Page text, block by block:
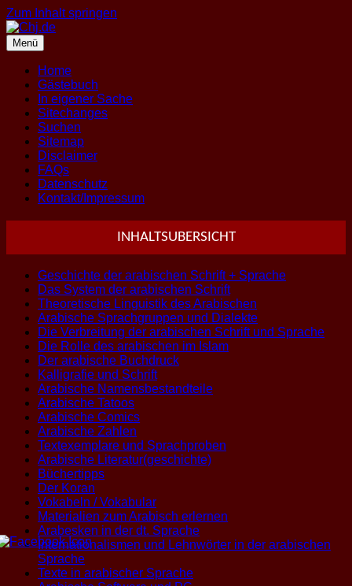
Zum Inhalt springen
Menü
Home
Gästebuch
In eigener Sache
Sitechanges
Suchen
Sitemap
Disclaimer
FAQs
Datenschutz
Kontakt/Impressum
INHALTSUBERSICHT
Geschichte der arabischen Schrift + Sprache
Das System der arabischen Schrift
Theoretische Linguistik des Arabischen
Arabische Sprachgruppen und Dialekte
Die Verbreitung der arabischen Schrift und Sprache
Die Rolle des arabischen im Islam
Der arabische Buchdruck
Kalligrafie und Schrift
Arabische Namensbestandteile
Arabische Tatoos
Arabische Comics
Arabische Zahlen
Textexemplare und Sprachproben
Arabische Literatur(geschichte)
Büchertipps
Der Koran
Vokabeln / Vokabular
Materialien zum Arabisch erlernen
Arabesken in der dt. Sprache
Internationalismen und Lehnwörter in der arabischen
Sprache
Texte in arabischer Sprache